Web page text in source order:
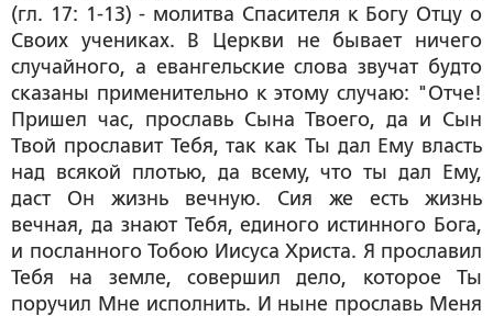
(гл. 17: 1-13) - молитва Спасителя к Богу Отцу о
Своих учениках. В Церкви не бывает ничего
случайного, а евангельские слова звучат будто
сказаны применительно к этому случаю: "Отче!
Пришел час, прославь Сына Твоего, да и Сын
Твой прославит Тебя, так как Ты дал Ему власть
над всякой плотью, да всему, что ты дал Ему,
даст Он жизнь вечную. Сия же есть жизнь
вечная, да знают Тебя, единого истинного Бога,
и посланного Тобою Иисуса Христа. Я прославил
Тебя на земле, совершил дело, которое Ты
поручил Мне исполнить. И ныне прославь Меня